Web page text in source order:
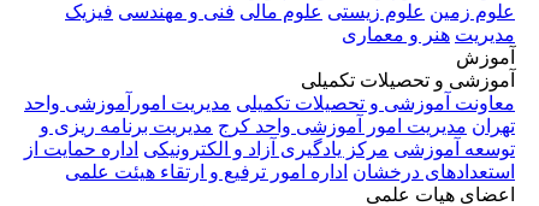
علوم زمین علوم زیستی علوم مالی فنی و مهندسی فیزیک
مدیریت هنر و معماری
آموزش
آموزشی و تحصیلات تکمیلی
معاونت آموزشی و تحصیلات تکمیلی مدیریت امورآموزشی واحد
تهران مدیریت امور آموزشی واحد کرج مدیریت برنامه ریزی و
توسعه آموزشی مرکز یادگیری آزاد و الکترونیکی اداره حمایت از
استعدادهای درخشان اداره امور ترفیع و ارتقاء هیئت علمی
اعضای هیات علمی